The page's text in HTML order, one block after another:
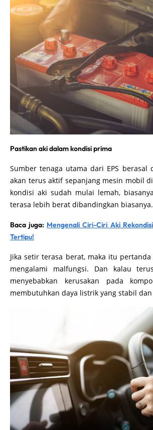
Pastikan aki dalam kondisi prima
Sumber tenaga utama dari EPS
akan terus aktif sepanjang mesin mobil
kondisi aki sudah mulai lemah,
terasa lebih berat dibandingkan biasanya.
Baca juga: Mengenali Ciri-Ciri Aki
Tertipu!
Jika setir terasa berat, maka itu pertanda
mengalami malfungsi. Dan kalau
menyebabkan kerusakan pada
membutuhkan daya listrik yang stabil